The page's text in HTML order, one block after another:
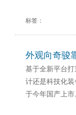
标签：
外观向奇骏
基于全新平台
计还是科技化
于今年国产上